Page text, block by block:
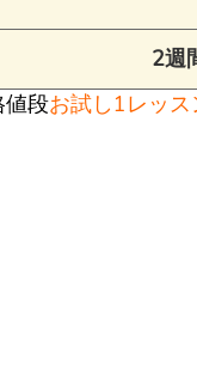
2週
値段お試し1レッ